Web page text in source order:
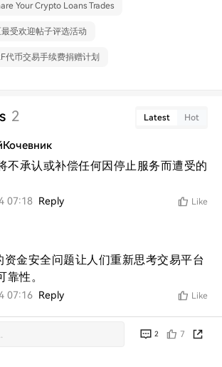
Your Crypto Loans Trades
受欢迎帖子评选活动
代币交易手续费捐赠计划
2 Latest Hot
不承认或补偿任何因停止服务而遭受的
07:18 Reply Like
资金安全问题让人们重新思考交易平台
靠性。
07:16 Reply Like
2 7